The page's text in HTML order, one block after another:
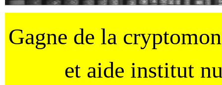
Gagne de la
et aide institut